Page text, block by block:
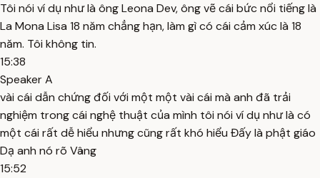
Tôi nói ví dụ như là ông Leona Dev, ông vẽ cái bức nổi tiếng là
La Mona Lisa 18 năm chẳng hạn, làm gì có cái cảm xúc là 18
năm. Tôi không tin.
15:38
Speaker A
vài cái dẫn chứng đối với một một vài cái mà anh đã trải
nghiệm trong cái nghệ thuật của mình tôi nói ví dụ như là có
một cái rất dễ hiểu nhưng cũng rất khó hiểu Đấy là phật giáo
Dạ anh nó rõ Vâng
15:52